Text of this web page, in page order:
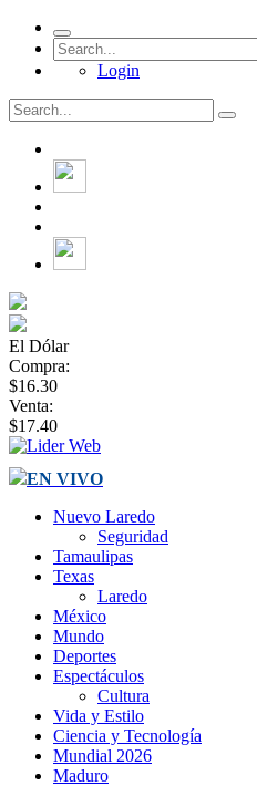
Login
El Dólar
Compra:
$16.30
Venta:
$17.40
EN VIVO
Nuevo Laredo
Seguridad
Tamaulipas
Texas
Laredo
México
Mundo
Deportes
Espectáculos
Cultura
Vida y Estilo
Ciencia y Tecnología
Mundial 2026
Maduro